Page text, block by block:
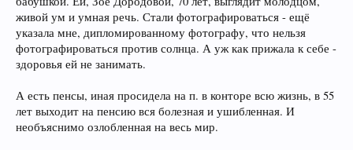
живой ум и умная речь. Стали фотографироваться - ещё
указала мне, дипломированному фотографу, что нельзя
фотографироваться против солнца. А уж как прижала к себе -
здоровья ей не занимать.
А есть пенсы, иная просидела на п. в конторе всю жизнь, в 55
лет выходит на пенсию вся болезная и ушибленная. И
необъяснимо озлобленная на весь мир.